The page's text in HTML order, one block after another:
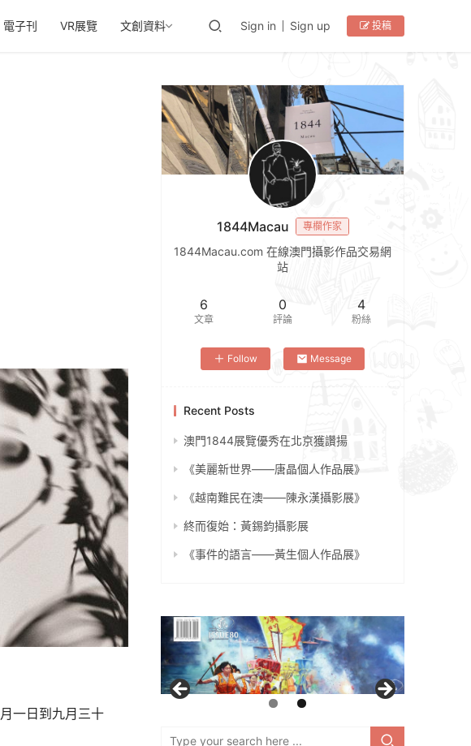
電子刊 VR展覽 文創資料 Sign in Sign up 投稿
月 一 日到 九月 三十
1844Macau 專欄作家
1844Macau.com 在線澳門攝影作品交易網
站
6
文章
0
評論
4
粉絲
Follow Message
Recent Posts
澳門1844展覽優秀在北京獲讚揚
《美麗新世界——唐晶個人作品展》
《越南難民在澳——陳永漢攝影展》
終而復始：黃錫鈞攝影展
《事件的語言——黃生個人作品展》